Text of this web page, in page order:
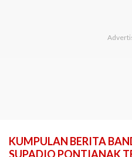
KUMPULAN BERITA
SUPADIO PONTIANAK